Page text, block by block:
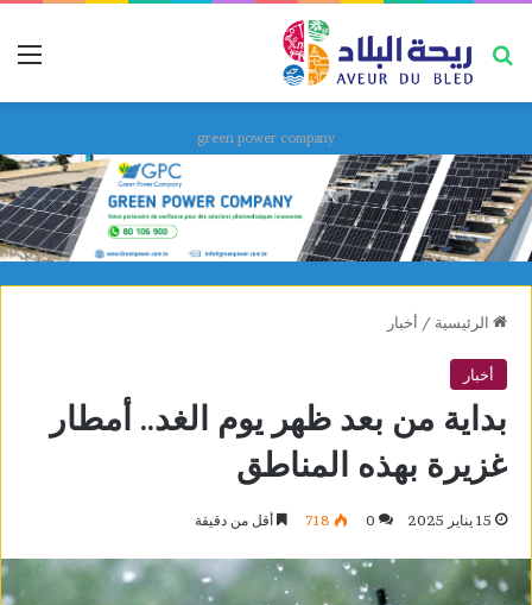
بحث عن
green power company
الرئيسية / أخبار
أخبار
بداية من بعد ظهر يوم الغد.. أمطار
غزيرة بهذه المناطق
15 يناير 2025 0
718 أقل من دقيقة